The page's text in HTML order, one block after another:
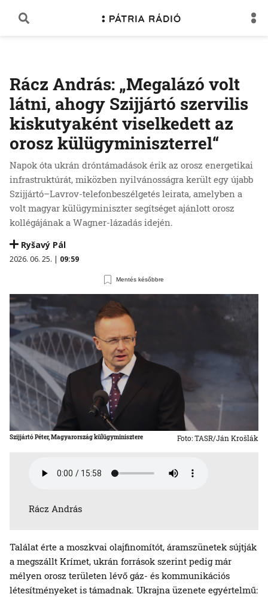
Rácz András: „Megalázó volt
látni, ahogy Szijjártó szervilis
kiskutyaként viselkedett az
orosz külügyminiszterrel“
Napok óta ukrán dróntámadások érik az orosz energetikai
infrastruktúrát, miközben nyilvánosságra került egy újabb
Szijjártó–Lavrov-telefonbeszélgetés leirata, amelyben a
volt magyar külügyminiszter segítséget ajánlott orosz
kollégájának a Wagner-lázadás idején.
Ryšavý Pál
2026. 06. 25. | 09:59
Mentés későbbre
Szijjártó Péter, Magyarország külügyminisztere Foto: TASR/Ján Krošlák
Rácz András
Találat érte a moszkvai olajfinomítót, áramszünetek sújtják
a megszállt Krímet, ukrán források szerint pedig már
mélyen orosz területen lévő gáz- és kommunikációs
létesítményeket is támadnak. Ukrajna üzenete egyértelmű: